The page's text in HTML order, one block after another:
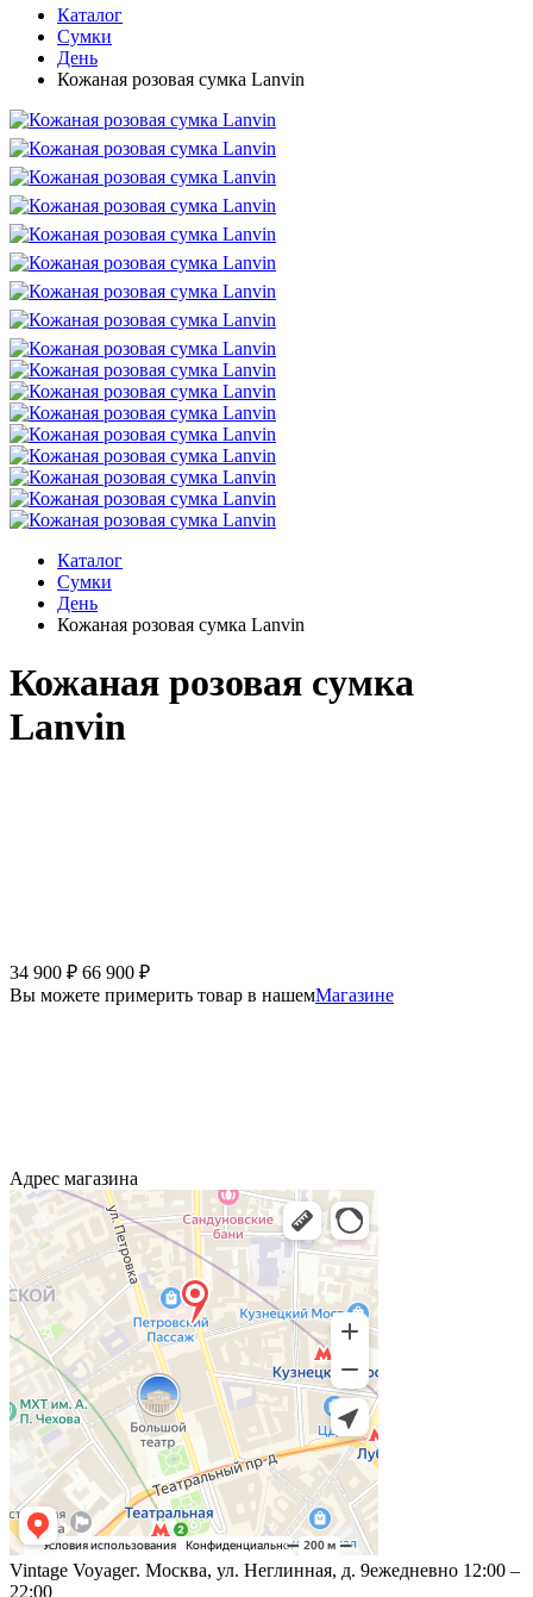
Каталог
Сумки
День
Кожаная розовая сумка Lanvin
Каталог
Сумки
День
Кожаная розовая сумка Lanvin
Кожаная розовая сумка
Lanvin
34 900 ₽ 66 900 ₽
Вы можете примерить товар в нашемМагазине
Адрес магазина
Vintage Voyageг. Москва, ул. Неглинная, д. 9ежедневно 12:00 –
22:00